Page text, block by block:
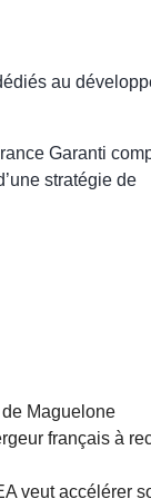
au
Garanti
stratégie de
de Maguelone
français à
veut accélérer